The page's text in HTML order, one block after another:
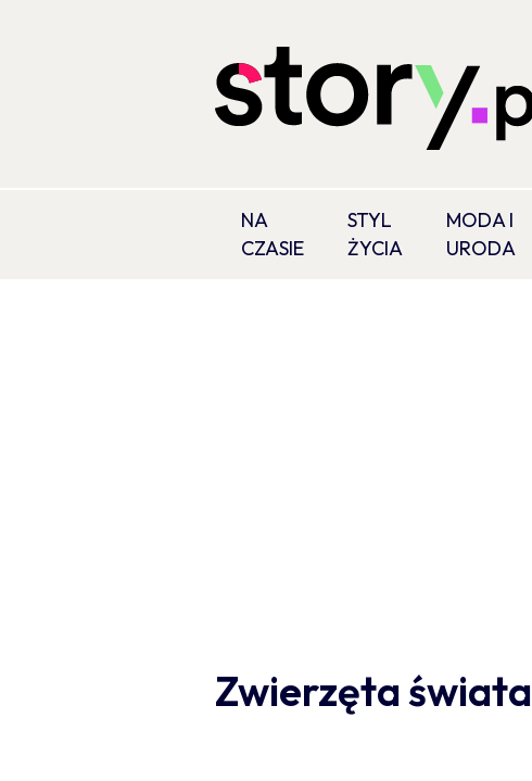
NA
CZASIE
STYL
ŻYCIA
MODA I
URODA
Zwierzęta świata